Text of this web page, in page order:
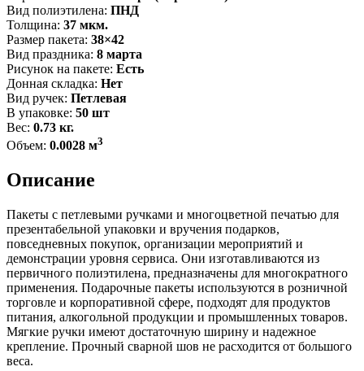
Вид полиэтилена: ПНД
Толщина: 37 мкм.
Размер пакета: 38×42
Вид праздника: 8 марта
Рисунок на пакете: Есть
Донная складка: Нет
Вид ручек: Петлевая
В упаковке: 50 шт
Вес: 0.73 кг.
Объем: 0.0028 м3
Описание
Пакеты с петлевыми ручками и многоцветной печатью для
презентабельной упаковки и вручения подарков,
повседневных покупок, организации мероприятий и
демонстрации уровня сервиса. Они изготавливаются из
первичного полиэтилена, предназначены для многократного
применения. Подарочные пакеты используются в розничной
торговле и корпоративной сфере, подходят для продуктов
питания, алкогольной продукции и промышленных товаров.
Мягкие ручки имеют достаточную ширину и надежное
крепление. Прочный сварной шов не расходится от большого
веса.